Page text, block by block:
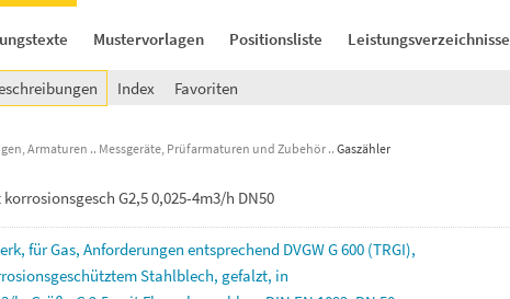
Mustervorlagen Positionsliste Leistungsverzeichnisse
Index Favoriten
Armaturen Messgeräte, Prüfarmaturen und Zubehör Gaszähler
G2,5 0,025-4m3/h DN50
fürGas, Anforderungen entsprechend DVGWG600 (TRGI),
Stahlblech, gefalzt, in